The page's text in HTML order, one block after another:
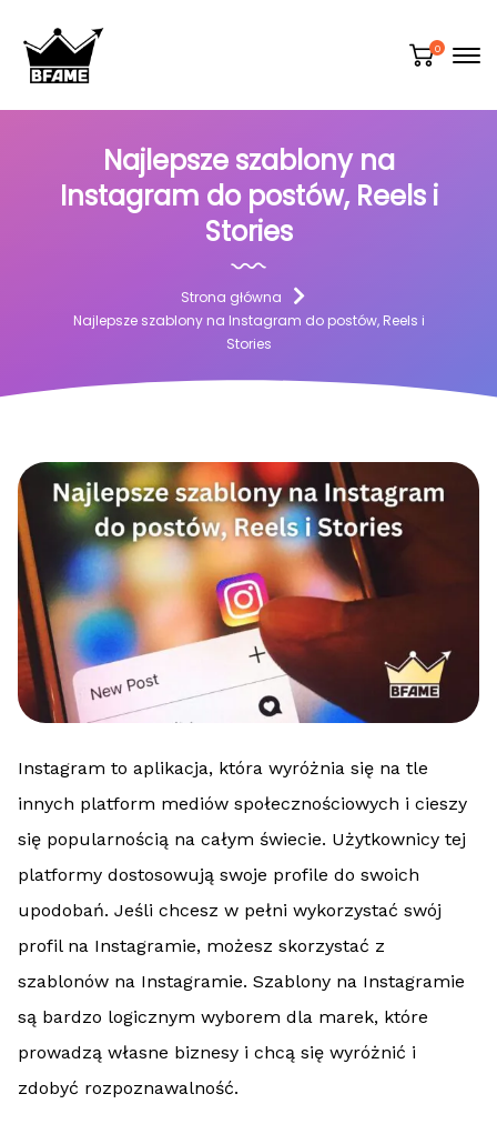
0
Najlepsze szablony na
Instagram do postów, Reels i
Stories
Strona główna
Najlepsze szablony na Instagram do postów, Reels i
Stories
Instagram to aplikacja, która wyróżnia się na tle
innych platform mediów społecznościowych i cieszy
się popularnością na całym świecie. Użytkownicy tej
platformy dostosowują swoje profile do swoich
upodobań. Jeśli chcesz w pełni wykorzystać swój
profil na Instagramie, możesz skorzystać z
szablonów na Instagramie. Szablony na Instagramie
są bardzo logicznym wyborem dla marek, które
prowadzą własne biznesy i chcą się wyróżnić i
zdobyć rozpoznawalność.